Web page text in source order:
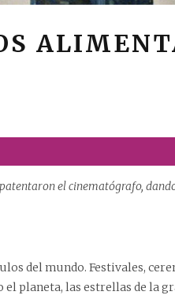
el cinematógrafo,
del mundo. Festivales,
planeta, las estrellas de la